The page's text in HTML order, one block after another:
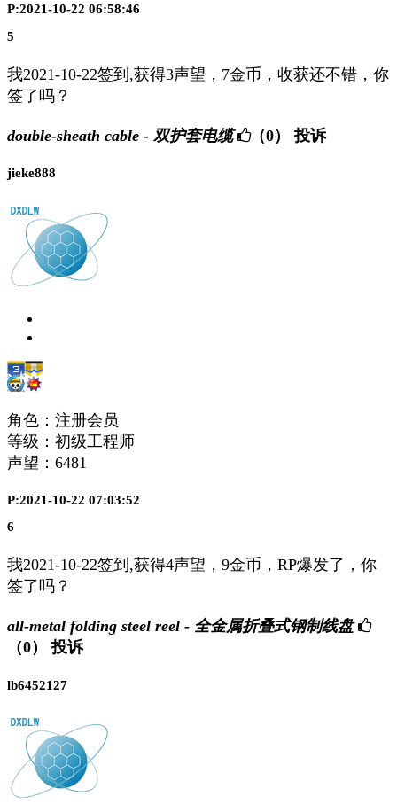
P:2021-10-22 06:58:46
5
我2021-10-22签到,获得3声望，7金币，收获还不错，你
签了吗？
double-sheath cable - 双护套电缆 （0） 投诉
jieke888
角色：注册会员
等级：初级工程师
声望： 6481
P:2021-10-22 07:03:52
6
我2021-10-22签到,获得4声望，9金币，RP爆发了，你
签了吗？
all-metal folding steel reel - 全金属折叠式钢制线盘
（0）
投诉
lb6452127